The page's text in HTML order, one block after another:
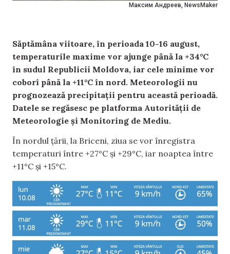
Максим Андреев, NewsMaker
Săptămâna viitoare, în perioada 10-16 august,
temperaturile maxime vor ajunge până la +34°C
în sudul Republicii Moldova, iar cele minime vor
coborî până la +11°C în nord. Meteorologii nu
prognozează precipitații pentru această perioadă.
Datele se regăsesc pe platforma Autorității de
Meteorologie și Monitoring de Mediu.
În nordul țării, la Briceni, ziua se vor înregistra
temperaturi între +27°C și +29°C, iar noaptea între
+11°C și +15°C.